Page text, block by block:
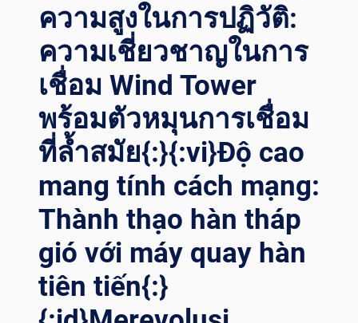
EFFICIENZA CO
N I
RO
TATORI DI
SA
L’AVANGUARDIA{:}{:
TH}กา
รปฏ
ิวัติกา
รเช
ื่อม WI
ND TO
WER: ปล
ดปล
่อยปร
ะสิทธิภาพด้
วยโร
ความสูงในการปฏิวัติ:
ความเชี่ยวชาญในการ
เชื่อม Wind Tower
พร้อมตัวหมุนการเชื่อม
ที่ล้ำสมัย{:}{:vi}Độ cao
mang tính cách mạng:
Thành thạo hàn tháp
gió với máy quay hàn
tiên tiến{:}